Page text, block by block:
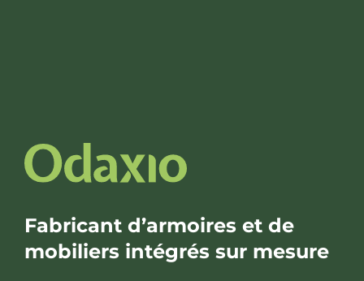
Fabricant d’armoires et de
mobiliers intégrés sur mesure